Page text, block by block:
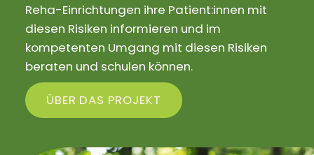
Reha-Einrichtungen ihre Patient:innen mit
diesen Risiken informieren und im
kompetenten Umgang mit diesen Risiken
beraten und schulen können.
ÜBER DAS PROJEKT